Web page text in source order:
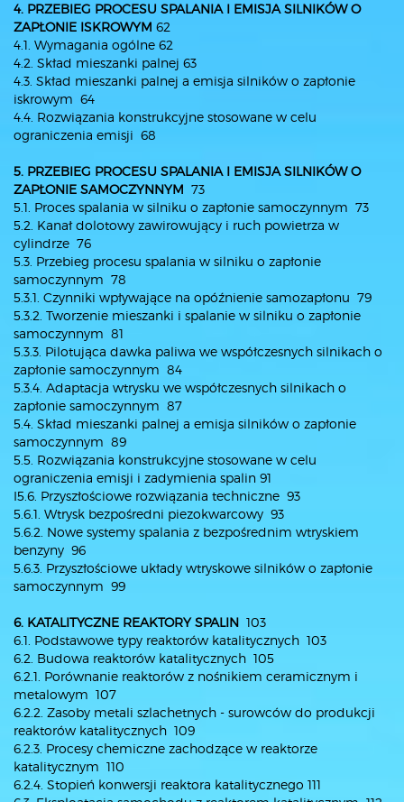
4. PRZEBIEG PROCESU SPALANIA I EMISJA SILNIKÓW O
ZAPŁONIE ISKROWYM 62
4.1. Wymagania ogólne 62
4.2. Skład mieszanki palnej 63
4.3. Skład mieszanki palnej a emisja silników o zapłonie
iskrowym 64
4.4. Rozwiązania konstrukcyjne stosowane w celu
ograniczenia emisji 68
5. PRZEBIEG PROCESU SPALANIA I EMISJA SILNIKÓW O
ZAPŁONIE SAMOCZYNNYM 73
5.1. Proces spalania w silniku o zapłonie samoczynnym 73
5.2. Kanał dolotowy zawirowujący i ruch powietrza w
cylindrze 76
5.3. Przebieg procesu spalania w silniku o zapłonie
samoczynnym 78
5.3.1. Czynniki wpływające na opóźnienie samozapłonu 79
5.3.2. Tworzenie mieszanki i spalanie w silniku o zapłonie
samoczynnym 81
5.3.3. Pilotująca dawka paliwa we współczesnych silnikach o
zapłonie samoczynnym 84
5.3.4. Adaptacja wtrysku we współczesnych silnikach o
zapłonie samoczynnym 87
5.4. Skład mieszanki palnej a emisja silników o zapłonie
samoczynnym 89
5.5. Rozwiązania konstrukcyjne stosowane w celu
ograniczenia emisji i zadymienia spalin 91
I5.6. Przyszłościowe rozwiązania techniczne 93
5.6.1. Wtrysk bezpośredni piezokwarcowy 93
5.6.2. Nowe systemy spalania z bezpośrednim wtryskiem
benzyny 96
5.6.3. Przyszłościowe układy wtryskowe silników o zapłonie
samoczynnym 99
6. KATALITYCZNE REAKTORY SPALIN 103
6.1. Podstawowe typy reaktorów katalitycznych 103
6.2. Budowa reaktorów katalitycznych 105
6.2.1. Porównanie reaktorów z nośnikiem ceramicznym i
metalowym 107
6.2.2. Zasoby metali szlachetnych - surowców do produkcji
reaktorów katalitycznych 109
6.2.3. Procesy chemiczne zachodzące w reaktorze
katalitycznym 110
6.2.4. Stopień konwersji reaktora katalitycznego 111